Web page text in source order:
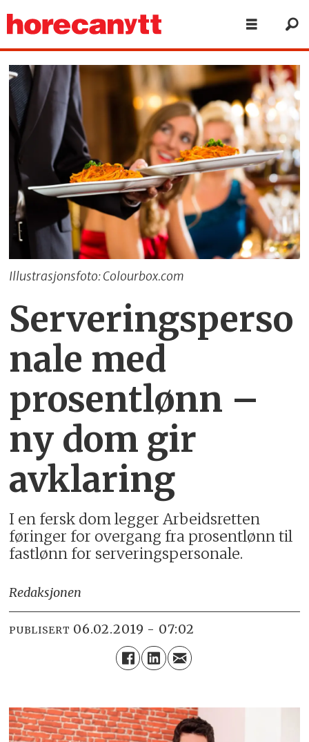
Illustrasjonsfoto: Colourbox.com
Serveringsperso
nale med
prosentlønn –
ny dom gir
avklaring
I en fersk dom legger Arbeidsretten
føringer for overgang fra prosentlønn til
fastlønn for serveringspersonale.
Redaksjonen
PUBLISERT 06.02.2019 - 07:02